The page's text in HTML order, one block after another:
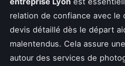
relation de confiance avec le
devis détaillé dès le départ
malentendus. Cela assure
autour des services de